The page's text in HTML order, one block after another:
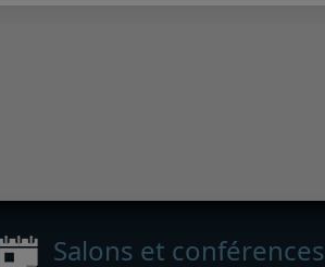
Salons et conférences